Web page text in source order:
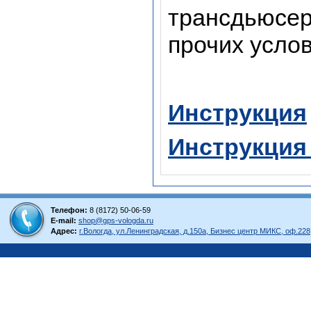
прочих
Инструкция
Телефон: 8 (8172) 50-06-59
E-mail: shop@gps-vologda.ru
Адрес: г.Вологда, ул.Ленинградская, д.150а, Бизнес центр МИКС, оф.228